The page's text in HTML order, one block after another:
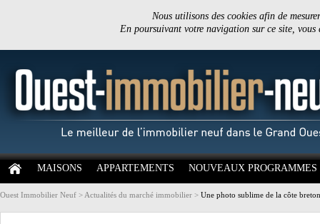
Nous utilisons des cookies afin de
En poursuivant votre navigation sur ce site,
MAISONS APPARTEMENTS NOUVEAUX PROGRAMMES
Ouest Immobilier Neuf > Actualités du marché immobilier > Une photo sublime de la côte